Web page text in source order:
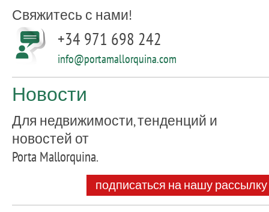
Свяжитесь с нами!
+34 971 698 242
info@portamallorquina.com
Новости
Для недвижимости, тенденций и
новостей от
Porta Mallorquina.
подписаться на нашу рассылку